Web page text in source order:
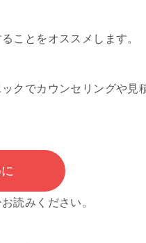
ことをオススメします。
クでカウンセリングや見
読みください。